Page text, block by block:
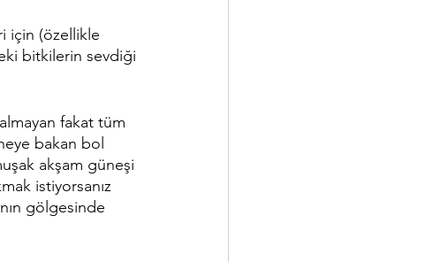
için (özellikle
bitkilerin sevdiği
fakat tüm
bakan bol
akşam güneşi
istiyorsanız
gölgesinde